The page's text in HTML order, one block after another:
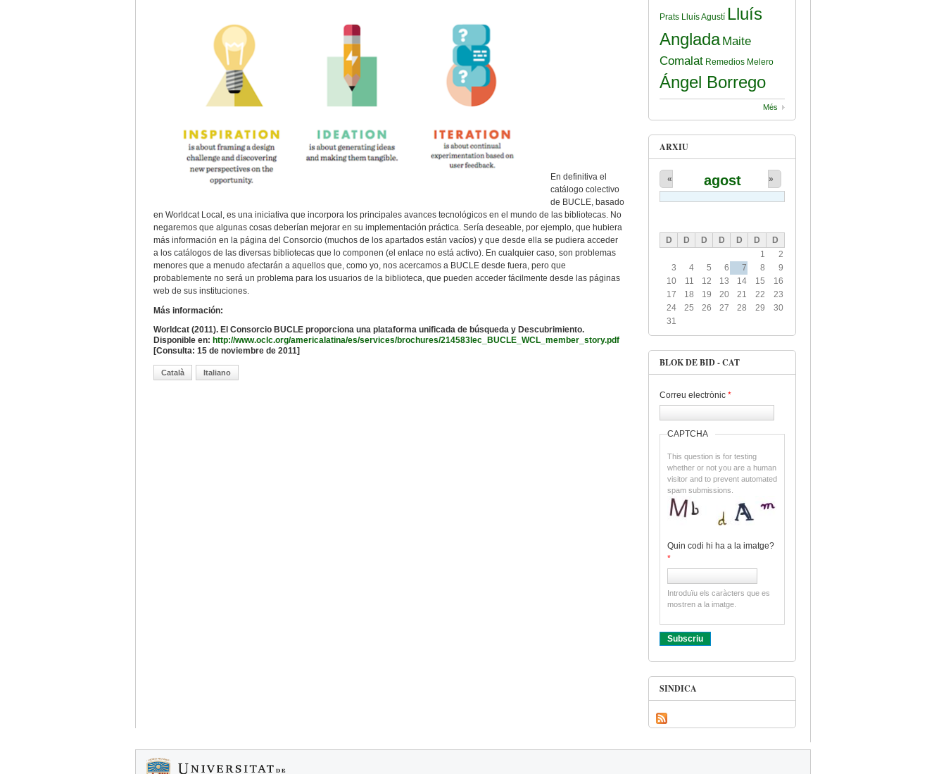
En definitiva el
catálogo colectivo
de BUCLE, basado
en Worldcat Local, es una iniciativa que incorpora los principales avances tecnológicos en el mundo de las bibliotecas. No
negaremos que algunas cosas deberían mejorar en su implementación práctica. Sería deseable, por ejemplo, que hubiera
más información en la página del Consorcio (muchos de los apartados están vacíos) y que desde ella se pudiera acceder
a los catálogos de las diversas bibliotecas que lo componen (el enlace no está activo). En cualquier caso, son problemas
menores que a menudo afectarán a aquellos que, como yo, nos acercamos a BUCLE desde fuera, pero que
probablemente no será un problema para los usuarios de la biblioteca, que pueden acceder fácilmente desde las páginas
web de sus instituciones.
Más información:
Worldcat (2011). El Consorcio BUCLE proporciona una plataforma unificada de búsqueda y Descubrimiento.
Disponible en: http://www.oclc.org/americalatina/es/services/brochures/214583lec_BUCLE_WCL_member_story.pdf
[Consulta: 15 de noviembre de 2011]
Català Italiano
Prats Lluís Agustí Lluís
Anglada Maite
Comalat Remedios Melero
Ángel Borrego
Més
ARXIU
agost
« »
D D D D D D
D
1
2
3
4 5 6 7 8
9
10
11 12 13 14 15
16
17
18 19 20 21 22
23
24
25 26 27 28 29
30
31
BLOK DE BID - CAT
Correu electrònic *
CAPTCHA
This question is for testing
whether or not you are a human
visitor and to prevent automated
spam submissions.
Quin codi hi ha a la imatge?
*
Introduïu els caràcters que es
mostren a la imatge.
SINDICA